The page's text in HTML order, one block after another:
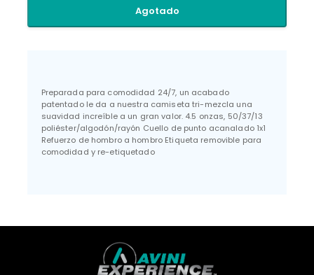
Agotado
Preparada para comodidad 24/7, un acabado
patentado le da a nuestra camiseta tri-mezcla una
suavidad increíble a un gran valor. 4.5 onzas, 50/37/13
poliéster/algodón/rayón Cuello de punto acanalado 1x1
Refuerzo de hombro a hombro Etiqueta removible para
comodidad y re-etiquetado